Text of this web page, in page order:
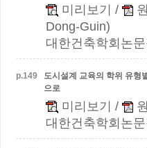
미리보기 /
Dong-Guin)
대한건축학회논
p.149 도시설계 교육의 학위 유형
으로
미리보기 /
대한건축학회논